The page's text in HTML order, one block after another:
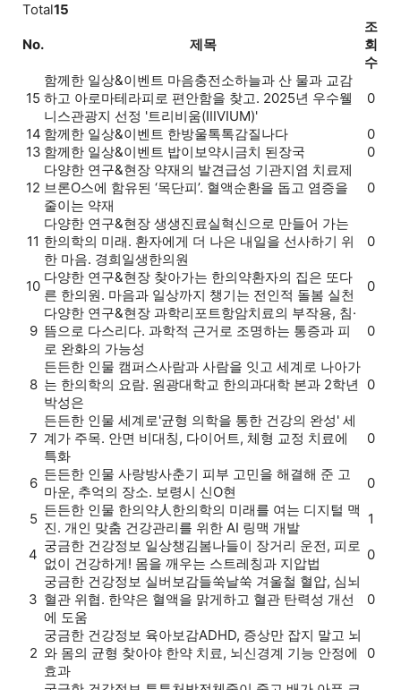
Total15
No. 제목
조
회
수
15
함께한 일상&이벤트 마음충전소하늘과 산 물과 교감
하고 아로마테라피로 편안함을 찾고. 2025년 우수웰
니스관광지 선정 '트리비움(ⅢVIUM)'
0
14 함께한 일상&이벤트 한방울톡톡감질나다
0
13 함께한 일상&이벤트 밥이보약시금치 된장국 0
12
다양한 연구&현장 약재의 발견급성 기관지염 치료제
브론O스에 함유된 ‘목단피’. 혈액순환을 돕고 염증을
줄이는 약재
0
11
다양한 연구&현장 생생진료실혁신으로 만들어 가는
한의학의 미래. 환자에게 더 나은 내일을 선사하기 위
한 마음. 경희일생한의원
0
10
다양한 연구&현장 찾아가는 한의약환자의 집은 또다
른 한의원. 마음과 일상까지 챙기는 전인적 돌봄 실천
0
9
다양한 연구&현장 과학리포트항암치료의 부작용, 침·
뜸으로 다스리다. 과학적 근거로 조명하는 통증과 피
로 완화의 가능성
0
8
든든한 인물 캠퍼스사람과 사람을 잇고 세계로 나아가
는 한의학의 요람. 원광대학교 한의과대학 본과 2학년
박성은
0
7
든든한 인물 세계로'균형 의학을 통한 건강의 완성' 세
계가 주목. 안면 비대칭, 다이어트, 체형 교정 치료에
특화
0
6
든든한 인물 사랑방사춘기 피부 고민을 해결해 준 고
마운, 추억의 장소. 보령시 신O현
0
5
든든한 인물 한의약人한의학의 미래를 여는 디지털 맥
진. 개인 맞춤 건강관리를 위한 AI 링맥 개발
1
4
궁금한 건강정보 일상챙김봄나들이 장거리 운전, 피로
없이 건강하게! 몸을 깨우는 스트레칭과 지압법
0
3
궁금한 건강정보 실버보감들쑥날쑥 겨울철 혈압, 심뇌
혈관 위협. 한약은 혈액을 맑게하고 혈관 탄력성 개선
에 도움
0
2
궁금한 건강정보 육아보감ADHD, 증상만 잡지 말고 뇌
와 몸의 균형 찾아야 한약 치료, 뇌신경계 기능 안정에
효과
0